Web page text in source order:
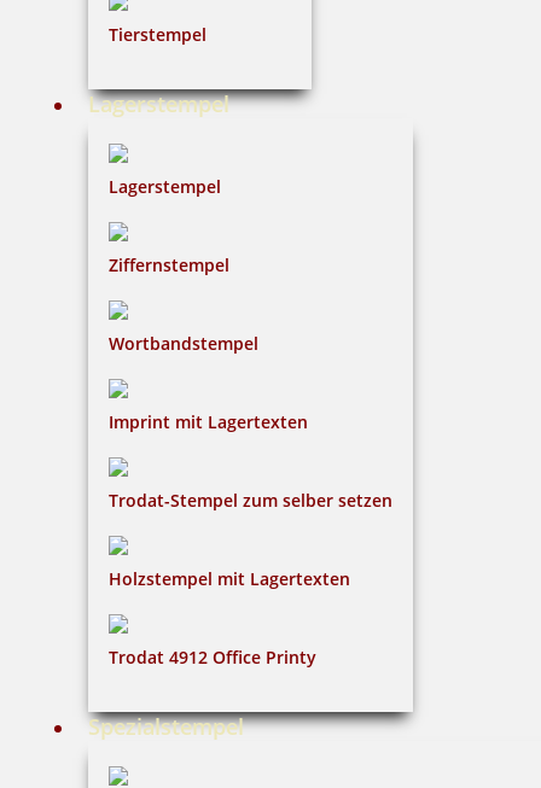
Tierstempel
Lagerstempel
Lagerstempel
Ziffernstempel
Wortbandstempel
Imprint mit Lagertexten
Trodat-Stempel zum selber setzen
Holzstempel mit Lagertexten
Trodat 4912 Office Printy
Spezialstempel